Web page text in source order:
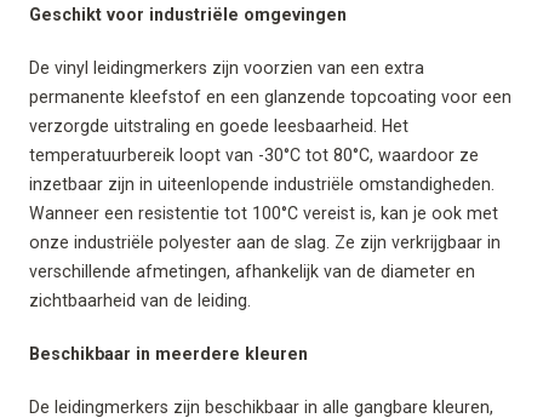
Geschikt voor industriële omgevingen
De vinyl leidingmerkers zijn voorzien van een extra
permanente kleefstof en een glanzende topcoating voor een
verzorgde uitstraling en goede leesbaarheid. Het
temperatuurbereik loopt van -30°C tot 80°C, waardoor ze
inzetbaar zijn in uiteenlopende industriële omstandigheden.
Wanneer een resistentie tot 100°C vereist is, kan je ook met
onze industriële polyester aan de slag. Ze zijn verkrijgbaar in
verschillende afmetingen, afhankelijk van de diameter en
zichtbaarheid van de leiding.
Beschikbaar in meerdere kleuren
De leidingmerkers zijn beschikbaar in alle gangbare kleuren,